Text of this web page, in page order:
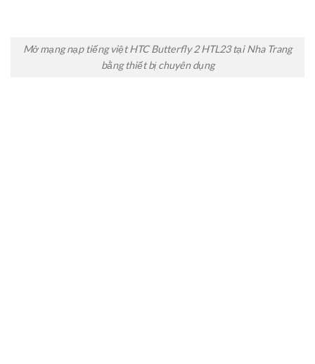
Mở mạng nạp tiếng việt HTC Butterfly 2 HTL23 tại Nha Trang
bằng thiết bị chuyên dụng